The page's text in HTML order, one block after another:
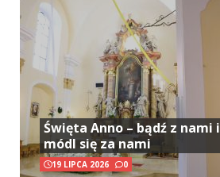
Święta Anno – bądź z nami i
módl się za nami
19 LIPCA 2026 0